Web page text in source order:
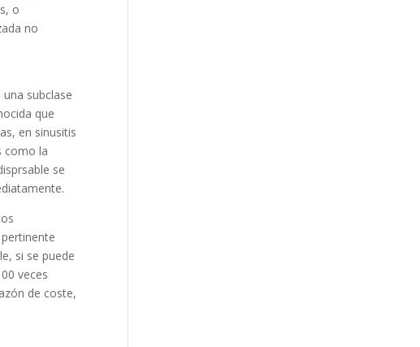
o
no
subclase
que
en sinusitis
como la
se
si se puede
veces
de coste,